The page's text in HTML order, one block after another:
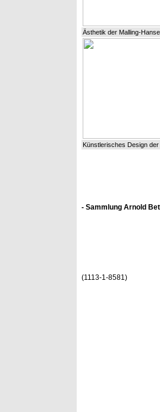
Ästhetik der Malling-
Künstlerisches Design
- Sammlung Arnold
(1113-1-8581)